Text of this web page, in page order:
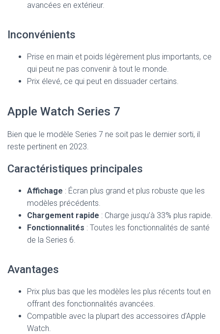
avancées en extérieur.
Inconvénients
Prise en main et poids légèrement plus importants, ce
qui peut ne pas convenir à tout le monde.
Prix élevé, ce qui peut en dissuader certains.
Apple Watch Series 7
Bien que le modèle Series 7 ne soit pas le dernier sorti, il
reste pertinent en 2023.
Caractéristiques principales
Affichage : Écran plus grand et plus robuste que les
modèles précédents.
Chargement rapide : Charge jusqu’à 33% plus rapide.
Fonctionnalités : Toutes les fonctionnalités de santé
de la Series 6.
Avantages
Prix plus bas que les modèles les plus récents tout en
offrant des fonctionnalités avancées.
Compatible avec la plupart des accessoires d’Apple
Watch.